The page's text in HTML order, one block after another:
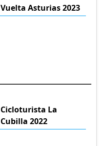
Vuelta Asturias 2023
Cicloturista La
Cubilla 2022